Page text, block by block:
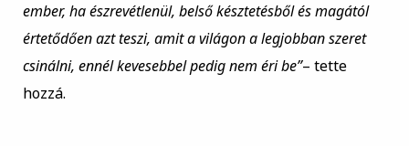
ember, ha észrevétlenül, belső késztetésből és magától
értetődően azt teszi, amit a világon a legjobban szeret
csinálni, ennél kevesebbel pedig nem éri be”– tette
hozzá.